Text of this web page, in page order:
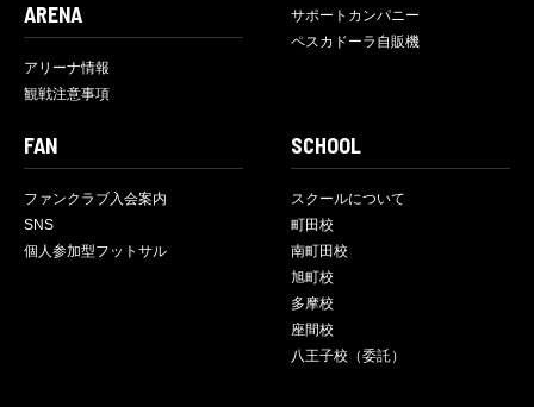
ARENA
アリーナ情報
観戦注意事項
サポートカンパニー
ペスカドーラ自販機
FAN
ファンクラブ入会案内
SNS
個人参加型フットサル
SCHOOL
スクールについて
町田校
南町田校
旭町校
多摩校
座間校
八王子校（委託）